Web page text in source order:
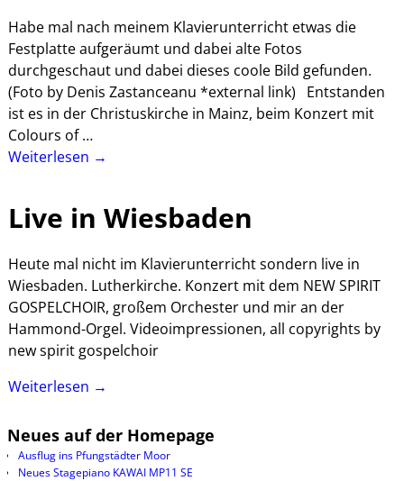
Habe mal nach meinem Klavierunterricht etwas die
Festplatte aufgeräumt und dabei alte Fotos
durchgeschaut und dabei dieses coole Bild gefunden.
(Foto by Denis Zastanceanu *external link) Entstanden
ist es in der Christuskirche in Mainz, beim Konzert mit
Colours of…
Weiterlesen →
Live in Wiesbaden
Heute mal nicht im Klavierunterricht sondern live in
Wiesbaden. Lutherkirche. Konzert mit dem NEW SPIRIT
GOSPELCHOIR, großem Orchester und mir an der
Hammond-Orgel. Videoimpressionen, all copyrights by
new spirit gospelchoir
Weiterlesen →
Neues auf der Homepage
Ausflug ins Pfungstädter Moor
Neues Stagepiano KAWAI MP11 SE